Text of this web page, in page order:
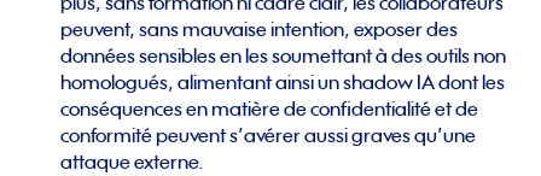
peuvent, sans mauvaise intention, exposer des
données sensibles en les soumettant à des outils non
homologués, alimentant ainsi un shadow IA dont les
conséquences en matière de confidentialité et de
conformité peuvent s’avérer aussi graves qu’une
attaque externe.